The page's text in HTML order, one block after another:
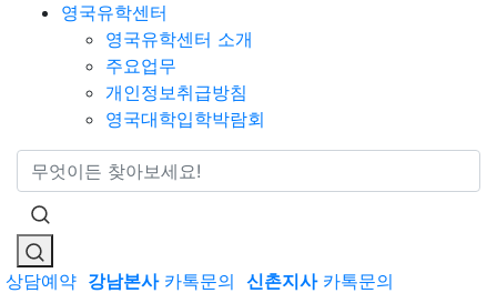
영국유학센터
영국유학센터 소개
주요업무
개인정보취급방침
영국대학입학박람회
통합검색
상담예약 강남본사카톡문의 신촌지사카톡문의